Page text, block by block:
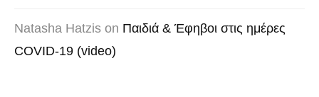
Natasha Hatzis on Παιδιά & Έφηβοι στις ημέρες
COVID-19 (video)